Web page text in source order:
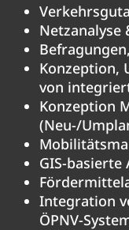
Netzanalyse
Konzeption,
von
Konzeption
(Neu-/
GIS-basierte
Integration
ÖPNV-